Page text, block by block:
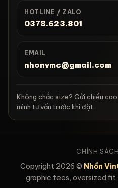
HOTLINE / ZALO
0378.623.801
EMAIL
nhonvmc@gmail.com
Không chắc size? Gửi chiều
mình tư vấn trước khi đặt.
CHÍNH
Copyright 2026 © Nhồn
graphic tees, oversized